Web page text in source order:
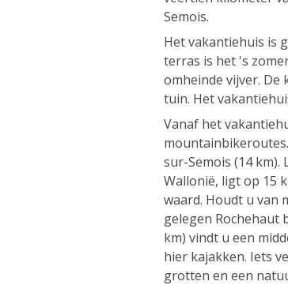
Semois.
Het vakantiehuis is
terras is het 's
omheinde vijver. De
tuin. Het
Vanaf het
sur-Semois (14
Wallonië, ligt op 15
waard. Houdt u van
gelegen Rochehaut
km) vindt u een
hier kajakken. Iets
grotten en een